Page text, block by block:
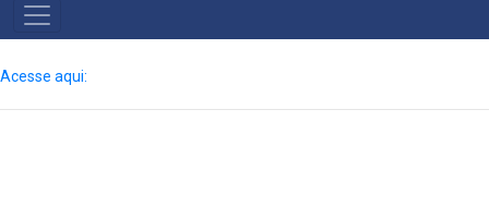
MENU
PRINCIPAL
Acesse aqui: